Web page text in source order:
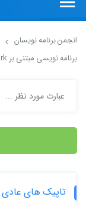
انجمن برنامه نویسان
برنامه نویسی مبتنی بر Microsoft .Net Framework
تاپیک های عادی